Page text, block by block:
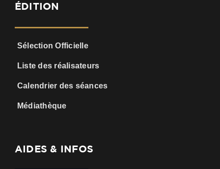
ÉDITION
Sélection Officielle
Liste des réalisateurs
Calendrier des séances
Médiathèque
AIDES & INFOS